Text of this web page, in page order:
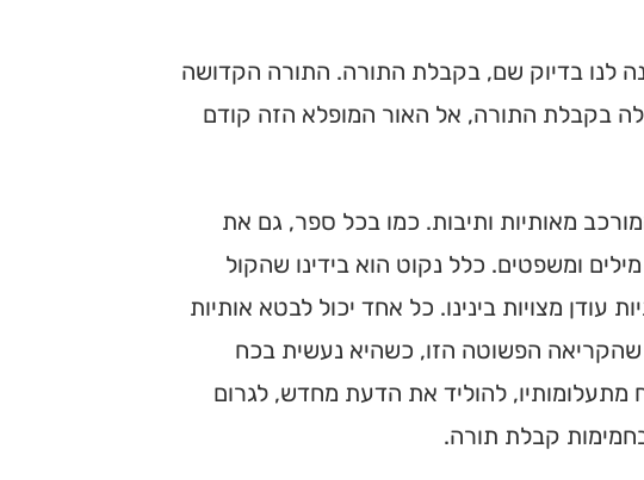
לנו בדיוק שם, בקבלת התורה. התורה הקדושה
בקבלת התורה, אל האור המופלא הזה קודם
מאותיות ותיבות. כמו בכל ספר, גם את
ומשפטים. כלל נקוט הוא בידינו שהקול
מצויות בינינו. כל אחד יכול לבטא אותיות
שהקריאה הפשוטה הזו, כשהיא נעשית בכח
להוליד את הדעת מחדש, לגרום
קבלת תורה.